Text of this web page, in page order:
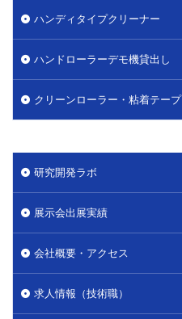
ハンディタイプクリーナー
ハンドローラーデモ機貸出し
クリーンローラー・粘着テープ
研究開発ラボ
展示会出展実績
会社概要・アクセス
求人情報（技術職）